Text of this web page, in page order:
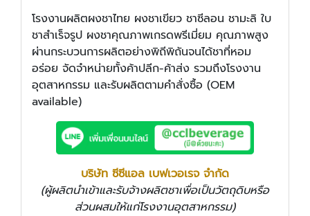
โรงงานผลิตผงชาไทย ผงชาเขียว ชาซีลอน ชามะลิ ใบ
ชาสำเร็จรูป ผงชาคุณภาพเกรดพรีเมี่ยม คุณภาพสูง
ผ่านกระบวนการผลิตอย่างพิถีพิถันจนได้ชาที่หอม
อร่อย จัดจำหน่ายทั้งค้าปลีก-ค้าส่ง รวมถึงโรงงาน
อุตสาหกรรม และรับผลิตตามคำสั่งซื้อ (OEM
available)
บริษัท ซีซีแอล เบฟเวอเรจ จำกัด
(ผู้ผลิตนำเข้าและรับจ้างผลิตชาเพื่อเป็นวัตถุดิบหรือ
ส่วนผสมให้แก่โรงงานอุตสาหกรรม)